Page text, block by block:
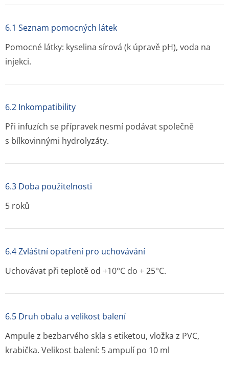
6.1 Seznam pomocných látek
Pomocné látky: kyselina sírová (k úpravě pH), voda na
injekci.
6.2 Inkompatibility
Při infuzích se přípravek nesmí podávat společně
s bílkovinnými hydrolyzáty.
6.3 Doba použitelnosti
5 roků
6.4 Zvláštní opatření pro uchovávání
Uchovávat při teplotě od +10°C do + 25°C.
6.5 Druh obalu a velikost balení
Ampule z bezbarvého skla s etiketou, vložka z PVC,
krabička. Velikost balení: 5 ampulí po 10 ml